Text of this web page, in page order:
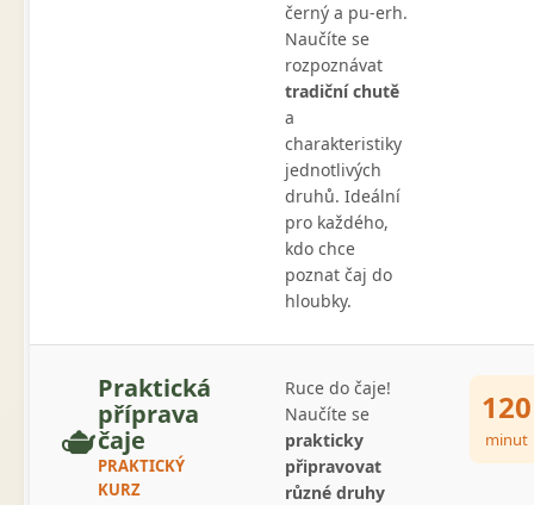
černý a pu-erh.
Naučíte se
rozpoznávat
tradiční chutě
a
charakteristiky
jednotlivých
druhů. Ideální
pro každého,
kdo chce
poznat čaj do
hloubky.
🫖
Praktická
příprava
čaje
PRAKTICKÝ
KURZ
Ruce do čaje!
Naučíte se
prakticky
připravovat
různé druhy
120
minut